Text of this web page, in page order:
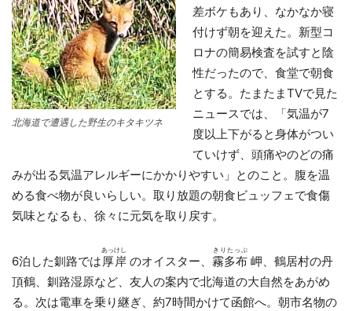
北海道で遭遇した野生のキタキツネ
差ボケもあり、なかなか寝
付けず朝を迎えた。新型コ
ロナの簡易検査を試すと陰
性だったので、食堂で朝食
とする。たまたまTVで見た
ニュースでは、「気温が7
度以上下がると身体がつい
ていけず、頭痛やのどの痛
みが出る気温アレルギーにかかりやすい」とのこと。腹を温
める食べ物が良いらしい。取り放題の朝食ビュッフェで食傷
気味となるも、徐々に元気を取り戻す。
6泊した釧路では厚岸
あっけし
のオイスター、 霧多布
きりたっぷ
岬、鶴居村の丹
頂鶴、釧路湿原など、友人の案内で北海道の大自然をあがめ
る。次は電車を乗り継ぎ、約7時間かけて函館へ。朝市名物の